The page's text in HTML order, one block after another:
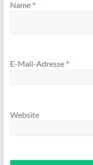
Name *
E-Mail-Adresse *
Website